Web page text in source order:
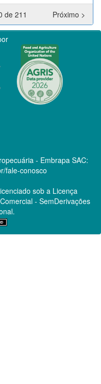
de 211 Próximo >
- Embrapa SAC:
fale-conosco
sob a Licença
- SemDerivações